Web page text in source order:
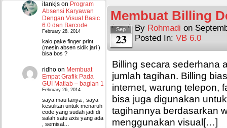
itankjs on Program
Absensi Karyawan
Dengan Visual Basic
6.0 dan Barcode
February 28, 2014
kalo pake finger print
(mesin absen sidik jari )
bisa bos ?
ridho on Membuat
Empat Grafik Pada
GUI Matlab – bagian 1
February 26, 2014
saya mau tanya , saya
kesulitan untuk menaruh
code yang sudah jadi di
salah satu axis yang ada
, semisal…
Membuat Billing
Sep
23
By Rohmadi on
Posted In: VB 6.0
Billing secara sederhana
jumlah tagihan. Billing
internet, warung telepon,
bisa juga digunakan
tagihannya berdasarkan
menggunakan visual[…]